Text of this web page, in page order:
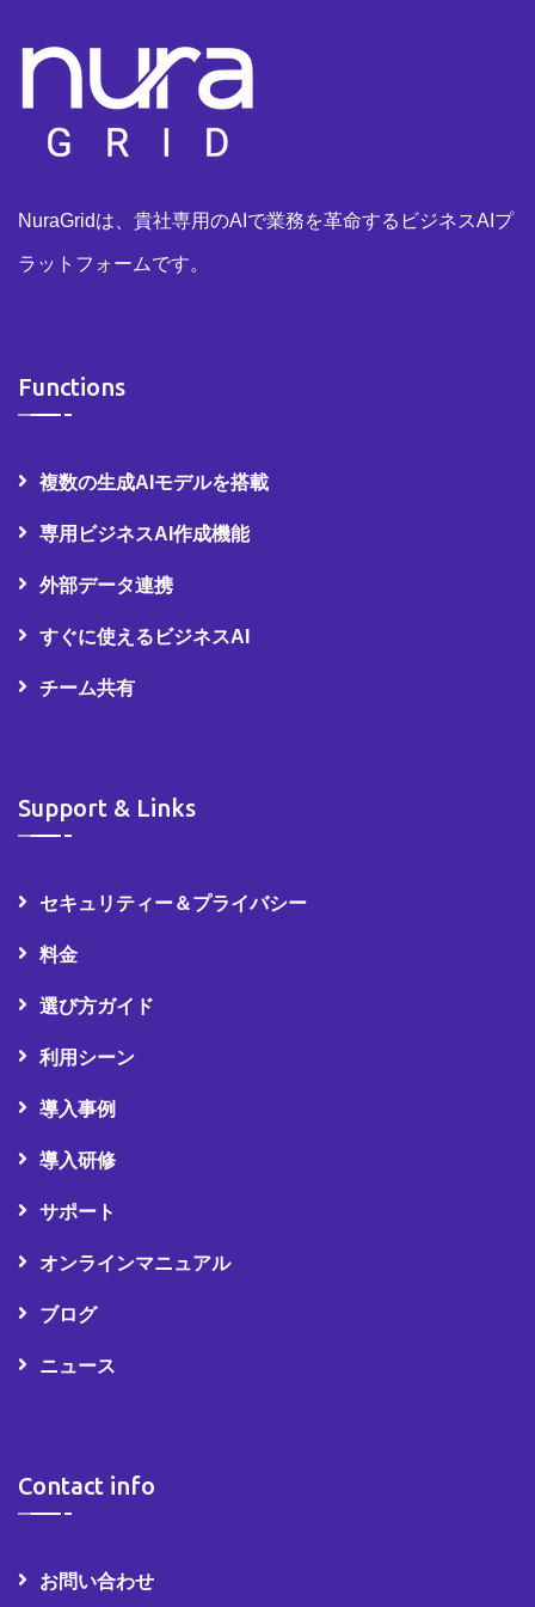
NuraGridは、貴社専用のAIで業務を革命するビジネスAIプ
ラットフォームです。
Functions
複数の生成AIモデルを搭載
専用ビジネスAI作成機能
外部データ連携
すぐに使えるビジネスAI
チーム共有
Support & Links
セキュリティー＆プライバシー
料金
選び方ガイド
利用シーン
導入事例
導入研修
サポート
オンラインマニュアル
ブログ
ニュース
Contact info
お問い合わせ